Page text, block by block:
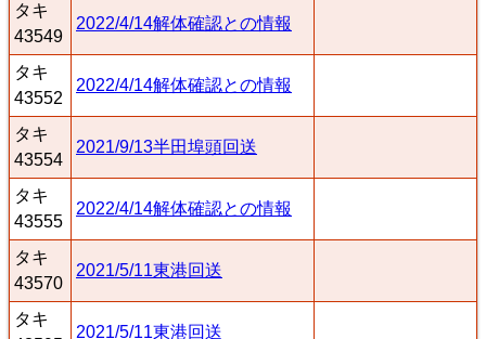
タキ
43549
2022/4/14解体確認との情報
タキ
43552
2022/4/14解体確認との情報
タキ
43554
2021/9/13半田埠頭回送
タキ
43555
2022/4/14解体確認との情報
タキ
43570
2021/5/11東港回送
タキ
2021/5/11東港回送